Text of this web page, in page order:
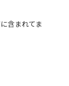
含まれてま